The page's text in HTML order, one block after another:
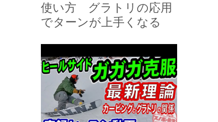
使い方 グラトリの応用
でターンが上手くなる